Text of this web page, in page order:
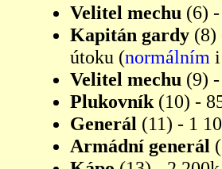
Velitel mechu (6)
Kapitán gardy (8)
útoku (normálním i
Velitel mechu (9)
Plukovník (10) -
Generál (11) - 1
Armádní generál